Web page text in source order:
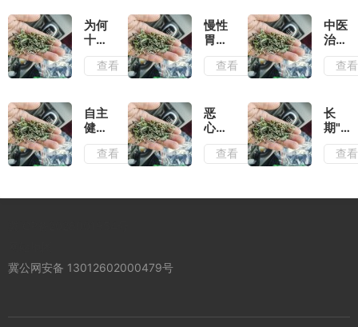
把调
理方
法一
次性
告诉
建议
收藏
老胃
病谈
谈自
己治
愈的
法！
有4
步，
胃病
的3
大诱
一定
要知
道
为何
十人
九胃
炎？
这3
点，
日常
做好
这些
养胃
查看
慢性
胃炎
常见
胃炎
效果
好的
经验
分享
查看
中医
治疗
慢性
在"三
分
治，
七分
养"
查看
自主
健康
- 慢
性胃
与保
查看
恶
心？
呕
吐？
炎？
查看
长
期"小
胃
病"不
最终
变的
查看
冀公网安备 13012602000479号